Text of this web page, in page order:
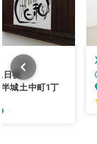
祝
城土中町1丁